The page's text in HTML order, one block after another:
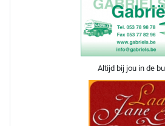
Altijd bij jou in de